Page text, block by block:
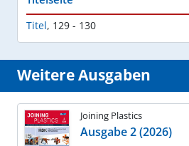
Titel, 129 - 130
Weitere Ausgaben
Joining Plastics
Ausgabe 2 (2026)